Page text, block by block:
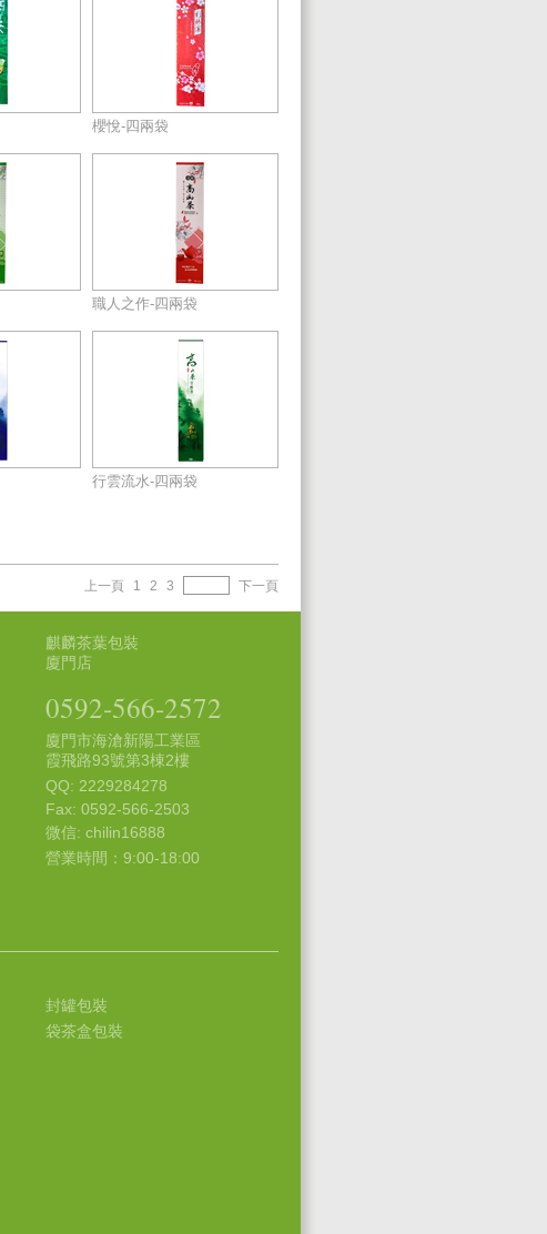
櫻悅-四兩袋
職人之作-四兩袋
行雲流水-四兩袋
上一頁 1 2 3 下一頁
麒麟茶葉包裝
廈門店
0592-566-2572
廈門市海滄新陽工業區
霞飛路93號第3棟2樓
QQ: 2229284278
Fax: 0592-566-2503
微信: chilin16888
營業時間：9:00-18:00
封罐包裝
袋茶盒包裝